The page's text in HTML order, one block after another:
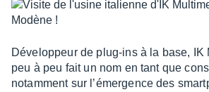
Déve­lop­peur de plug-ins à la base, IK
peu à peu fait un nom en tant que
notam­ment sur l’émer­gence des